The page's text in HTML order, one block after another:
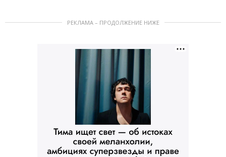
РЕКЛАМА – ПРОДОЛЖЕНИЕ НИЖЕ